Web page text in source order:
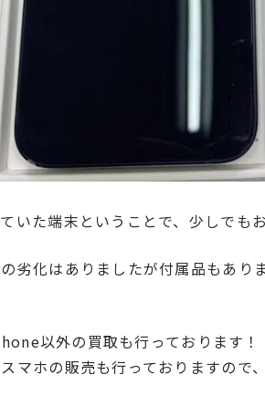
いた端末ということで、少しでも
劣化はありましたが付属品もあり
以外の買取も行っております！
マホの販売も行っておりますので